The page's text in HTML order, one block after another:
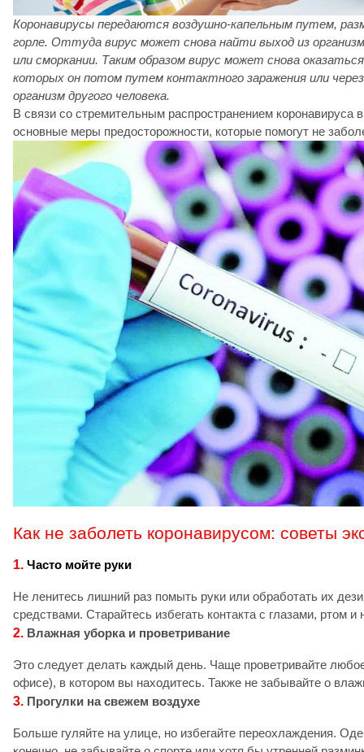
Коронавирусы передаются воздушно-капельным путем,
горле. Оттуда вирус может снова найти выход из
или сморкании. Таким образом вирус может снова
которых он потом путем контактного заражения или
организм другого человека.
В связи со стремительным распространением коронавируса
основные меры предосторожности, которые помогут не
Как не заболеть коронавирусом: советы
1. Часто мойте руки
Не ленитесь лишний раз помыть руки или обработать их
средствами. Старайтесь избегать контакта с глазами, ртом и
2. Влажная уборка и проветривание
Это следует делать каждый день. Чаще проветривайте
офисе), в котором вы находитесь. Также не забывайте о
3. Прогулки на свежем воздухе
Больше гуляйте на улице, но избегайте переохлаждения.